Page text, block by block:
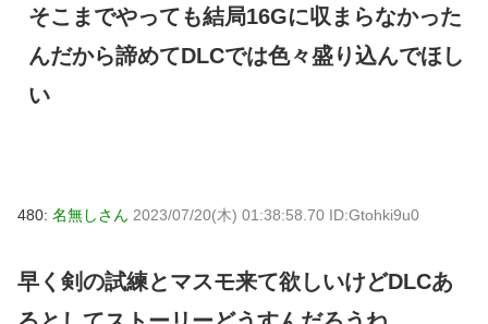
そこまでやっても結局16Gに収まらなかった
んだから諦めてDLCでは色々盛り込んでほし
い
480: 名無しさん 2023/07/20(木) 01:38:58.70 ID:Gtohki9u0
早く剣の試練とマスモ来て欲しいけどDLCあ